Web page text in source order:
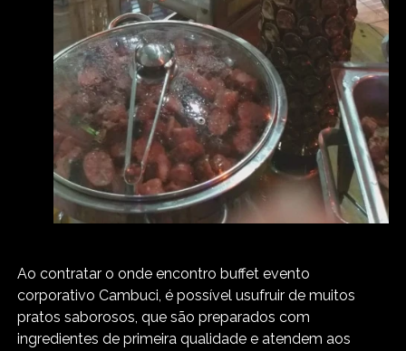
Ao contratar o onde encontro buffet evento
corporativo Cambuci, é possível usufruir de muitos
pratos saborosos, que são preparados com
ingredientes de primeira qualidade e atendem aos